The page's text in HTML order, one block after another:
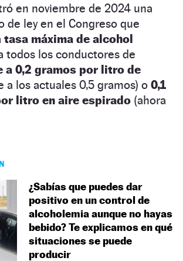
en noviembre de 2024 una
de ley en el Congreso que
tasa máxima de alcohol
todos los conductores de
a 0,2 gramos por litro de
a los actuales 0,5 gramos) o 0,1
litro en aire espirado (ahora
¿Sabías que puedes dar
positivo en un control de
alcoholemia aunque no hayas
bebido? Te explicamos en qué
situaciones se puede
producir